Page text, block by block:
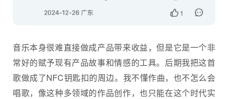
音乐本身很难直接做成产品带来收益，但是它是一个非
常好的赋予现有产品故事和情感的工具。后期我把这首
歌做成了NFC钥匙扣的周边。我不懂作曲，也不怎么会
唱歌，像这种多领域的作品创作，也只能在这个时代实